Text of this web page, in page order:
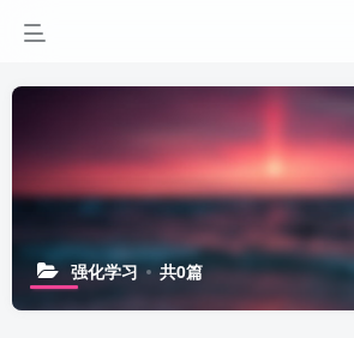
强化学习 共0篇